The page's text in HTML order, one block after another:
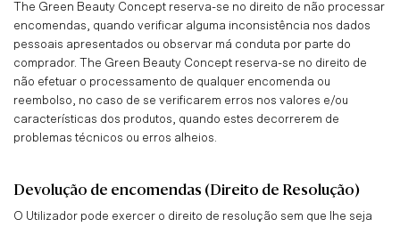
The Green Beauty Concept reserva-se no direito de não processar
encomendas, quando verificar alguma inconsistência nos dados
pessoais apresentados ou observar má conduta por parte do
comprador. The Green Beauty Concept reserva-se no direito de
não efetuar o processamento de qualquer encomenda ou
reembolso, no caso de se verificarem erros nos valores e/ou
características dos produtos, quando estes decorrerem de
problemas técnicos ou erros alheios.
Devolução de encomendas (Direito de Resolução)
O Utilizador pode exercer o direito de resolução sem que lhe seja